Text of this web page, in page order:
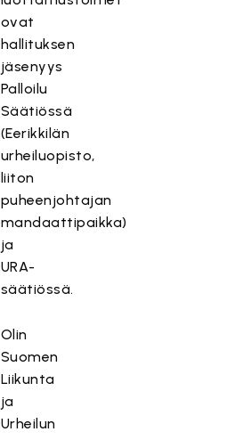
ovat
hallituksen
jäsenyys
Palloilu
Säätiössä
(Eerikkilän
urheiluopisto,
liiton
puheenjohtajan
mandaattipaikka)
ja
URA-
säätiössä.
Olin
Suomen
Liikunta
ja
Urheilun